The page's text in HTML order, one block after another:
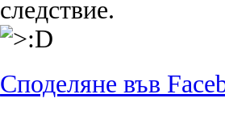
следствие.
Споделяне във